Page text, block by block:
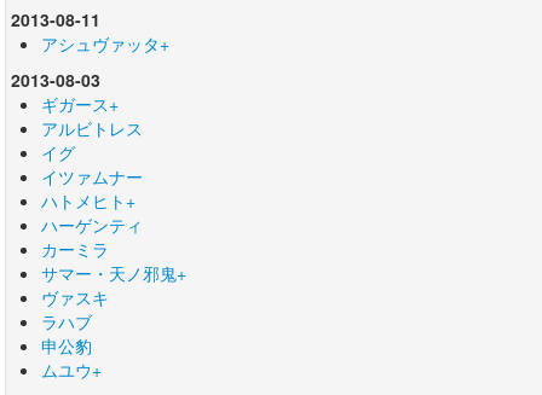
2013-08-11
アシュヴァッタ+
2013-08-03
ギガース+
アルビトレス
イグ
イツァムナー
ハトメヒト+
ハーゲンティ
カーミラ
サマー・天ノ邪鬼+
ヴァスキ
ラハブ
申公豹
ムユウ+